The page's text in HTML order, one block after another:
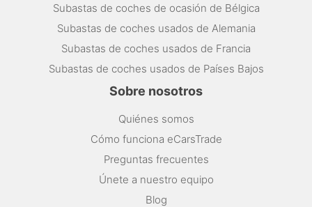
Subastas de coches de ocasión de Bélgica
Subastas de coches usados de Alemania
Subastas de coches usados de Francia
Subastas de coches usados de Países Bajos
Sobre nosotros
Quiénes somos
Cómo funciona eCarsTrade
Preguntas frecuentes
Únete a nuestro equipo
Blog